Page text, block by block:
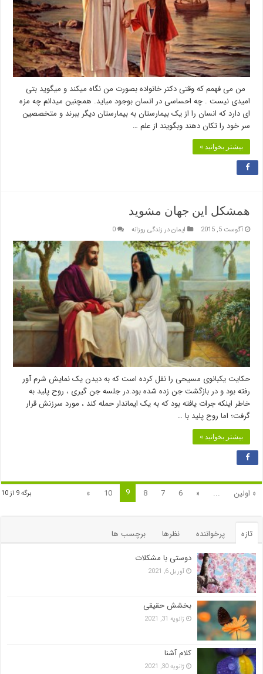
من می فهمم که وقتی دکتر خانواده بصورت من نگاه میکند و میگوید بتی
امیدی نیست . چه احساسی در انسان بوجود میاید. همچنین میدانم چه مزه
ای دارد که انسان را از یک بیمارستان به بیمارستان دیگر ببرند و متخصصین
سر خود را تکان دهند وبگویند از علم …
بیشتر بخوانید »
همشکل این جهان مشوید
آگوست 5, 2015 ایمان در زندگی روزانه 0
حکایت یکبانوی مسیحی را نقل کرده است که به دیدن یک نمایش شرم آور
رفته بود و در بازگشت جن زده شده بود.در جلسه جن گیری ، روح پلید به
خاطر اینکه جرات یافته بود که به یک ایماندار حمله کند ، مورد سرزنش قرار
گرفت؛ اما روح پلید با …
بیشتر بخوانید »
برگه 9 از 10 « اولین ...
«
6
7
8
9
10
»
تازه پرخواننده نظرها
برچسب ها
دوستی با مشکلات
آوریل 6, 2021
بخشش حقیقی
ژانویه 31, 2021
کلام آشنا
ژانویه 30, 2021